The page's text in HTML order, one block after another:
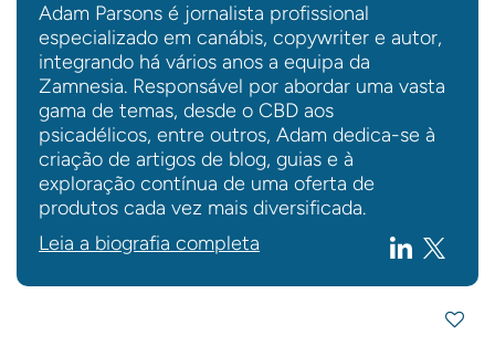
Adam Parsons é jornalista profissional
especializado em canábis, copywriter e autor,
integrando há vários anos a equipa da
Zamnesia. Responsável por abordar uma vasta
gama de temas, desde o CBD aos
psicadélicos, entre outros, Adam dedica-se à
criação de artigos de blog, guias e à
exploração contínua de uma oferta de
produtos cada vez mais diversificada.
Leia a biografia completa